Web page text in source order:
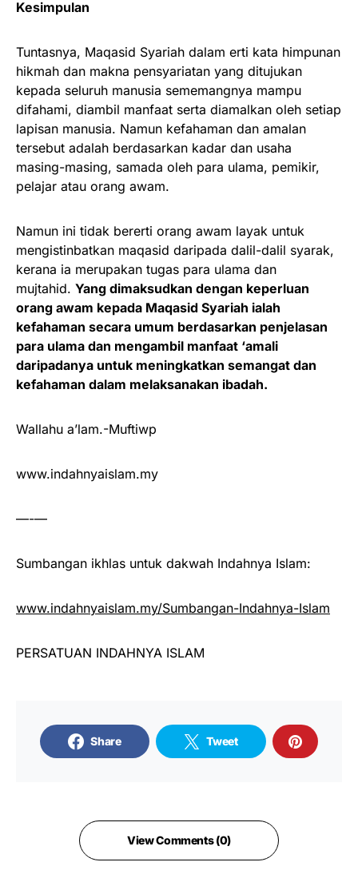
Kesimpulan
Tuntasnya, Maqasid Syariah dalam erti kata himpunan
hikmah dan makna pensyariatan yang ditujukan
kepada seluruh manusia sememangnya mampu
difahami, diambil manfaat serta diamalkan oleh setiap
lapisan manusia. Namun kefahaman dan amalan
tersebut adalah berdasarkan kadar dan usaha
masing-masing, samada oleh para ulama, pemikir,
pelajar atau orang awam.
Namun ini tidak bererti orang awam layak untuk
mengistinbatkan maqasid daripada dalil-dalil syarak,
kerana ia merupakan tugas para ulama dan
mujtahid. Yang dimaksudkan dengan keperluan
orang awam kepada Maqasid Syariah ialah
kefahaman secara umum berdasarkan penjelasan
para ulama dan mengambil manfaat ‘amali
daripadanya untuk meningkatkan semangat dan
kefahaman dalam melaksanakan ibadah.
Wallahu a’lam.-Muftiwp
www.indahnyaislam.my
—-—
Sumbangan ikhlas untuk dakwah Indahnya Islam:
www.indahnyaislam.my/Sumbangan-Indahnya-Islam
PERSATUAN INDAHNYA ISLAM
Share Tweet
View Comments (0)